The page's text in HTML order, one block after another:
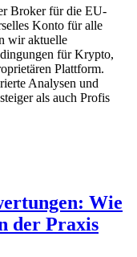
Broker für die EU-
Konto für alle
wir aktuelle
für Krypto,
Plattform.
Analysen und
als auch Profis
Wie
der Praxis